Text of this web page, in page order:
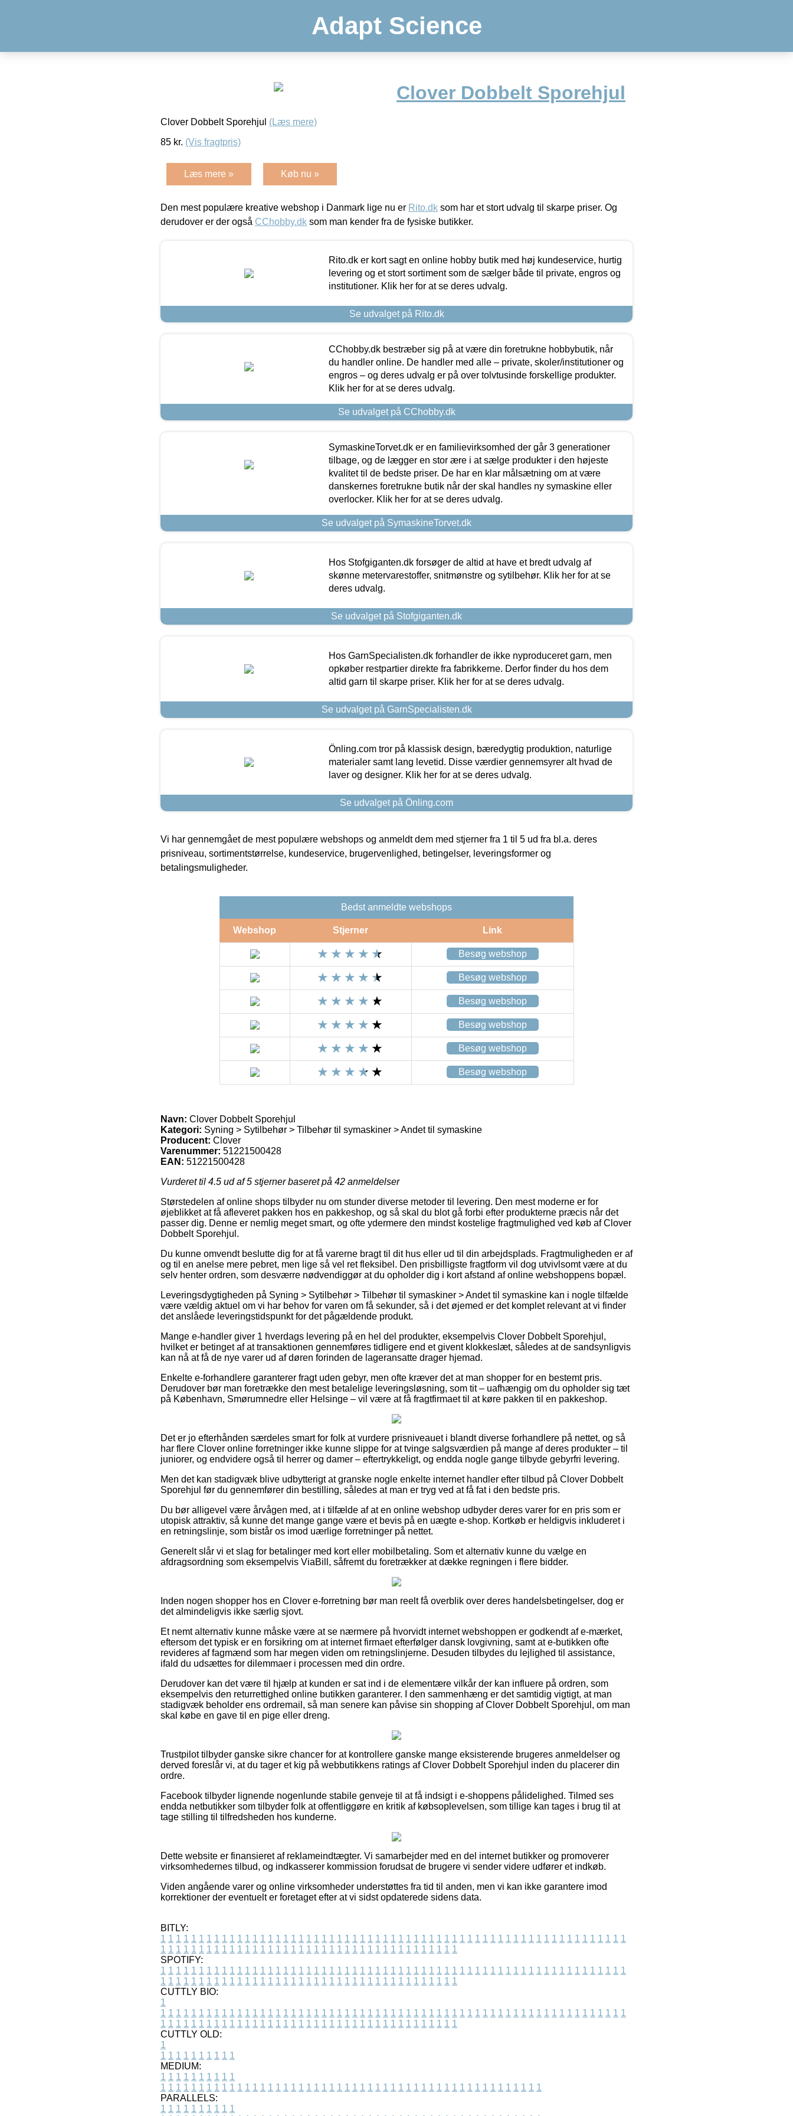
Adapt Science
Clover Dobbelt Sporehjul
Clover Dobbelt Sporehjul (Læs mere)
85 kr. (Vis fragtpris)
Læs mere » Køb nu »
Den mest populære kreative webshop i Danmark lige nu er Rito.dk som har et stort udvalg til skarpe priser. Og
derudover er der også CChobby.dk som man kender fra de fysiske butikker.
Rito.dk er kort sagt en online hobby butik med høj kundeservice, hurtig
levering og et stort sortiment som de sælger både til private, engros og
institutioner. Klik her for at se deres udvalg.
Se udvalget på Rito.dk
CChobby.dk bestræber sig på at være din foretrukne hobbybutik, når
du handler online. De handler med alle – private, skoler/institutioner og
engros – og deres udvalg er på over tolvtusinde forskellige produkter.
Klik her for at se deres udvalg.
Se udvalget på CChobby.dk
SymaskineTorvet.dk er en familievirksomhed der går 3 generationer
tilbage, og de lægger en stor ære i at sælge produkter i den højeste
kvalitet til de bedste priser. De har en klar målsætning om at være
danskernes foretrukne butik når der skal handles ny symaskine eller
overlocker. Klik her for at se deres udvalg.
Se udvalget på SymaskineTorvet.dk
Hos Stofgiganten.dk forsøger de altid at have et bredt udvalg af
skønne metervarestoffer, snitmønstre og sytilbehør. Klik her for at se
deres udvalg.
Se udvalget på Stofgiganten.dk
Hos GarnSpecialisten.dk forhandler de ikke nyproduceret garn, men
opkøber restpartier direkte fra fabrikkerne. Derfor finder du hos dem
altid garn til skarpe priser. Klik her for at se deres udvalg.
Se udvalget på GarnSpecialisten.dk
Önling.com tror på klassisk design, bæredygtig produktion, naturlige
materialer samt lang levetid. Disse værdier gennemsyrer alt hvad de
laver og designer. Klik her for at se deres udvalg.
Se udvalget på Önling.com
Vi har gennemgået de mest populære webshops og anmeldt dem med stjerner fra 1 til 5 ud fra bl.a. deres
prisniveau, sortimentstørrelse, kundeservice, brugervenlighed, betingelser, leveringsformer og
betalingsmuligheder.
Bedst anmeldte webshops
Webshop Stjerner Link
Besøg webshop
Besøg webshop
Besøg webshop
Besøg webshop
Besøg webshop
Besøg webshop
Navn: Clover Dobbelt Sporehjul
Kategori: Syning > Sytilbehør > Tilbehør til symaskiner > Andet til symaskine
Producent: Clover
Varenummer: 51221500428
EAN: 51221500428
Vurderet til 4.5 ud af 5 stjerner baseret på 42 anmeldelser
Størstedelen af online shops tilbyder nu om stunder diverse metoder til levering. Den mest moderne er for
øjeblikket at få afleveret pakken hos en pakkeshop, og så skal du blot gå forbi efter produkterne præcis når det
passer dig. Denne er nemlig meget smart, og ofte ydermere den mindst kostelige fragtmulighed ved køb af Clover
Dobbelt Sporehjul.
Du kunne omvendt beslutte dig for at få varerne bragt til dit hus eller ud til din arbejdsplads. Fragtmuligheden er af
og til en anelse mere pebret, men lige så vel ret fleksibel. Den prisbilligste fragtform vil dog utvivlsomt være at du
selv henter ordren, som desværre nødvendiggør at du opholder dig i kort afstand af online webshoppens bopæl.
Leveringsdygtigheden på Syning > Sytilbehør > Tilbehør til symaskiner > Andet til symaskine kan i nogle tilfælde
være vældig aktuel om vi har behov for varen om få sekunder, så i det øjemed er det komplet relevant at vi finder
det anslåede leveringstidspunkt for det pågældende produkt.
Mange e-handler giver 1 hverdags levering på en hel del produkter, eksempelvis Clover Dobbelt Sporehjul,
hvilket er betinget af at transaktionen gennemføres tidligere end et givent klokkeslæt, således at de sandsynligvis
kan nå at få de nye varer ud af døren forinden de lageransatte drager hjemad.
Enkelte e-forhandlere garanterer fragt uden gebyr, men ofte kræver det at man shopper for en bestemt pris.
Derudover bør man foretrække den mest betalelige leveringsløsning, som tit – uafhængig om du opholder sig tæt
på København, Smørumnedre eller Helsinge – vil være at få fragtfirmaet til at køre pakken til en pakkeshop.
Det er jo efterhånden særdeles smart for folk at vurdere prisniveauet i blandt diverse forhandlere på nettet, og så
har flere Clover online forretninger ikke kunne slippe for at tvinge salgsværdien på mange af deres produkter – til
juniorer, og endvidere også til herrer og damer – eftertrykkeligt, og endda nogle gange tilbyde gebyrfri levering.
Men det kan stadigvæk blive udbytterigt at granske nogle enkelte internet handler efter tilbud på Clover Dobbelt
Sporehjul før du gennemfører din bestilling, således at man er tryg ved at få fat i den bedste pris.
Du bør alligevel være årvågen med, at i tilfælde af at en online webshop udbyder deres varer for en pris som er
utopisk attraktiv, så kunne det mange gange være et bevis på en uægte e-shop. Kortkøb er heldigvis inkluderet i
en retningslinje, som bistår os imod uærlige forretninger på nettet.
Generelt slår vi et slag for betalinger med kort eller mobilbetaling. Som et alternativ kunne du vælge en
afdragsordning som eksempelvis ViaBill, såfremt du foretrækker at dække regningen i flere bidder.
Inden nogen shopper hos en Clover e-forretning bør man reelt få overblik over deres handelsbetingelser, dog er
det almindeligvis ikke særlig sjovt.
Et nemt alternativ kunne måske være at se nærmere på hvorvidt internet webshoppen er godkendt af e-mærket,
eftersom det typisk er en forsikring om at internet firmaet efterfølger dansk lovgivning, samt at e-butikken ofte
revideres af fagmænd som har megen viden om retningslinjerne. Desuden tilbydes du lejlighed til assistance,
ifald du udsættes for dilemmaer i processen med din ordre.
Derudover kan det være til hjælp at kunden er sat ind i de elementære vilkår der kan influere på ordren, som
eksempelvis den returrettighed online butikken garanterer. I den sammenhæng er det samtidig vigtigt, at man
stadigvæk beholder ens ordremail, så man senere kan påvise sin shopping af Clover Dobbelt Sporehjul, om man
skal købe en gave til en pige eller dreng.
Trustpilot tilbyder ganske sikre chancer for at kontrollere ganske mange eksisterende brugeres anmeldelser og
derved foreslår vi, at du tager et kig på webbutikkens ratings af Clover Dobbelt Sporehjul inden du placerer din
ordre.
Facebook tilbyder lignende nogenlunde stabile genveje til at få indsigt i e-shoppens pålidelighed. Tilmed ses
endda netbutikker som tilbyder folk at offentliggøre en kritik af købsoplevelsen, som tillige kan tages i brug til at
tage stilling til tilfredsheden hos kunderne.
Dette website er finansieret af reklameindtægter. Vi samarbejder med en del internet butikker og promoverer
virksomhedernes tilbud, og indkasserer kommission forudsat de brugere vi sender videre udfører et indkøb.
Viden angående varer og online virksomheder understøttes fra tid til anden, men vi kan ikke garantere imod
korrektioner der eventuelt er foretaget efter at vi sidst opdaterede sidens data.
BITLY:
1 1 1 1 1 1 1 1 1 1 1 1 1 1 1 1 1 1 1 1 1 1 1 1 1 1 1 1 1 1 1 1 1 1 1 1 1 1 1 1 1 1 1 1 1 1 1 1 1 1 1 1 1 1 1 1 1 1 1 1 1
1 1 1 1 1 1 1 1 1 1 1 1 1 1 1 1 1 1 1 1 1 1 1 1 1 1 1 1 1 1 1 1 1 1 1 1 1 1 1
SPOTIFY:
1 1 1 1 1 1 1 1 1 1 1 1 1 1 1 1 1 1 1 1 1 1 1 1 1 1 1 1 1 1 1 1 1 1 1 1 1 1 1 1 1 1 1 1 1 1 1 1 1 1 1 1 1 1 1 1 1 1 1 1 1
1 1 1 1 1 1 1 1 1 1 1 1 1 1 1 1 1 1 1 1 1 1 1 1 1 1 1 1 1 1 1 1 1 1 1 1 1 1 1
CUTTLY BIO:
1
1 1 1 1 1 1 1 1 1 1 1 1 1 1 1 1 1 1 1 1 1 1 1 1 1 1 1 1 1 1 1 1 1 1 1 1 1 1 1 1 1 1 1 1 1 1 1 1 1 1 1 1 1 1 1 1 1 1 1 1 1
1 1 1 1 1 1 1 1 1 1 1 1 1 1 1 1 1 1 1 1 1 1 1 1 1 1 1 1 1 1 1 1 1 1 1 1 1 1 1
CUTTLY OLD:
1
1 1 1 1 1 1 1 1 1 1
MEDIUM:
1 1 1 1 1 1 1 1 1 1
1 1 1 1 1 1 1 1 1 1 1 1 1 1 1 1 1 1 1 1 1 1 1 1 1 1 1 1 1 1 1 1 1 1 1 1 1 1 1 1 1 1 1 1 1 1 1 1 1 1
PARALLELS:
1 1 1 1 1 1 1 1 1 1